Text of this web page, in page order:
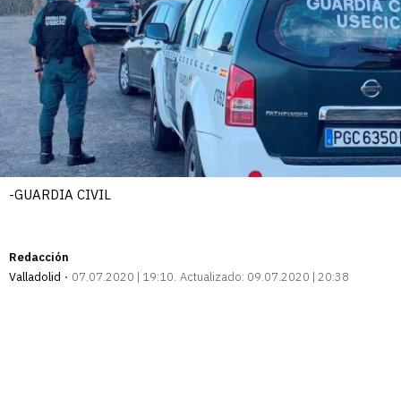
-GUARDIA CIVIL
Redacción
Valladolid
07.07.2020 | 19:10 Actualizado: 09.07.2020 | 20:38